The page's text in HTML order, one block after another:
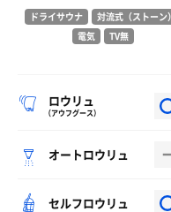
ドライサウナ
対流式（ストーン）
電気
TV無
ロウリュ
（アウフグース）
オートロウリュ
セルフロウリュ